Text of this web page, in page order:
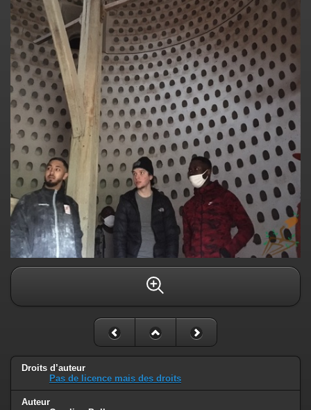
Droits d’auteur
Pas de licence mais des droits
Auteur